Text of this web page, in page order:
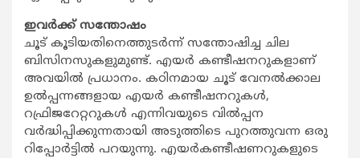
ഇവര്‍ക്ക് സന്തോഷം
ചൂട് കൂടിയതിനെത്തുടര്‍ന്ന് സന്തോഷിച്ച ചില
ബിസിനസുകളുമുണ്ട്. എയര്‍ കണ്ടീഷനറുകളാണ്
അവയില്‍ പ്രധാനം. കഠിനമായ ചൂട് വേനല്‍ക്കാല
ഉല്‍പ്പന്നങ്ങളായ എയര്‍ കണ്ടീഷനറുകള്‍,
റഫ്രിജറേറ്ററുകള്‍ എന്നിവയുടെ വില്‍പ്പന
വര്‍ദ്ധിപ്പിക്കുന്നതായി അടുത്തിടെ പുറത്തുവന്ന ഒരു
റിപ്പോര്‍ട്ടില്‍ പറയുന്നു. എയര്‍കണ്ടീഷണറുകളുടെ